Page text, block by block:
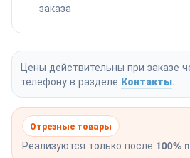
заказа
Цены действительны при заказе
телефону в разделе Контакты.
Отрезные товары
Реализуются только после 100%